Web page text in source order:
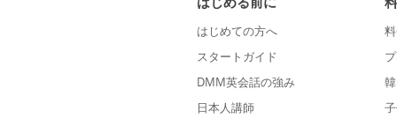
はじめての方へ
スタートガイド
DMM英会話の強み
日本人講師